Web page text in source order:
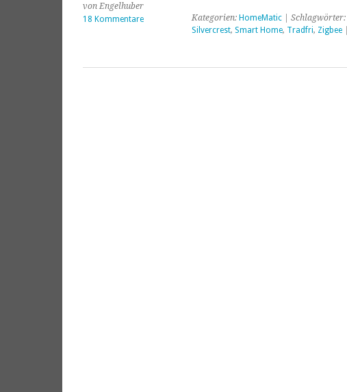
von Engelhuber
18 Kommentare
Kategorien: HomeMatic| Schlagwörter:
Silvercrest, Smart Home, Tradfri, Zigbee|